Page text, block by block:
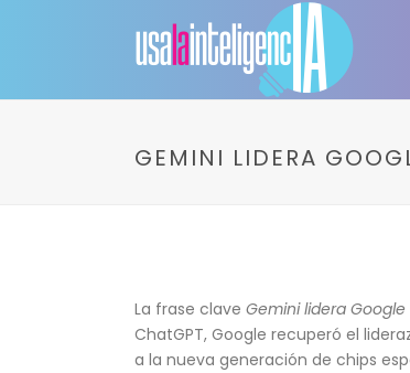
GEMINI LIDERA
La frase clave Gemini lidera Google
ChatGPT, Google recuperó el
a la nueva generación de chips